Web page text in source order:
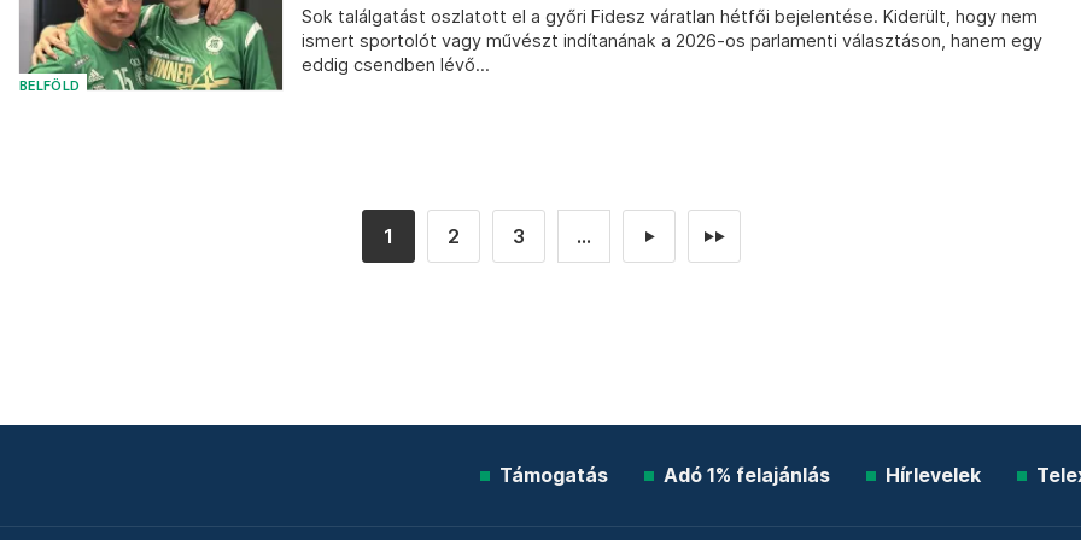
BELFÖLD
Sok találgatást oszlatott el a győri Fidesz váratlan hétfői bejelentése. Kiderült, hogy nem
ismert sportolót vagy művészt indítanának a 2026-os parlamenti választáson, hanem egy
eddig csendben lévő...
1 2 3 ... ► ►►
Támogatás Adó 1% felajánlás Hírlevelek